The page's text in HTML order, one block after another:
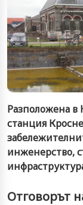
Разположена
станция
инженерство,
Отговорът